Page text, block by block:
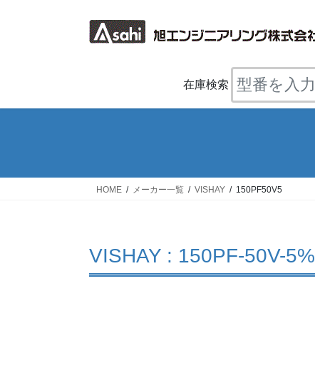
ス
ン
在庫検索
HOME メーカー一覧 VISHAY 150PF50V5
VISHAY : 150PF-50V-5%